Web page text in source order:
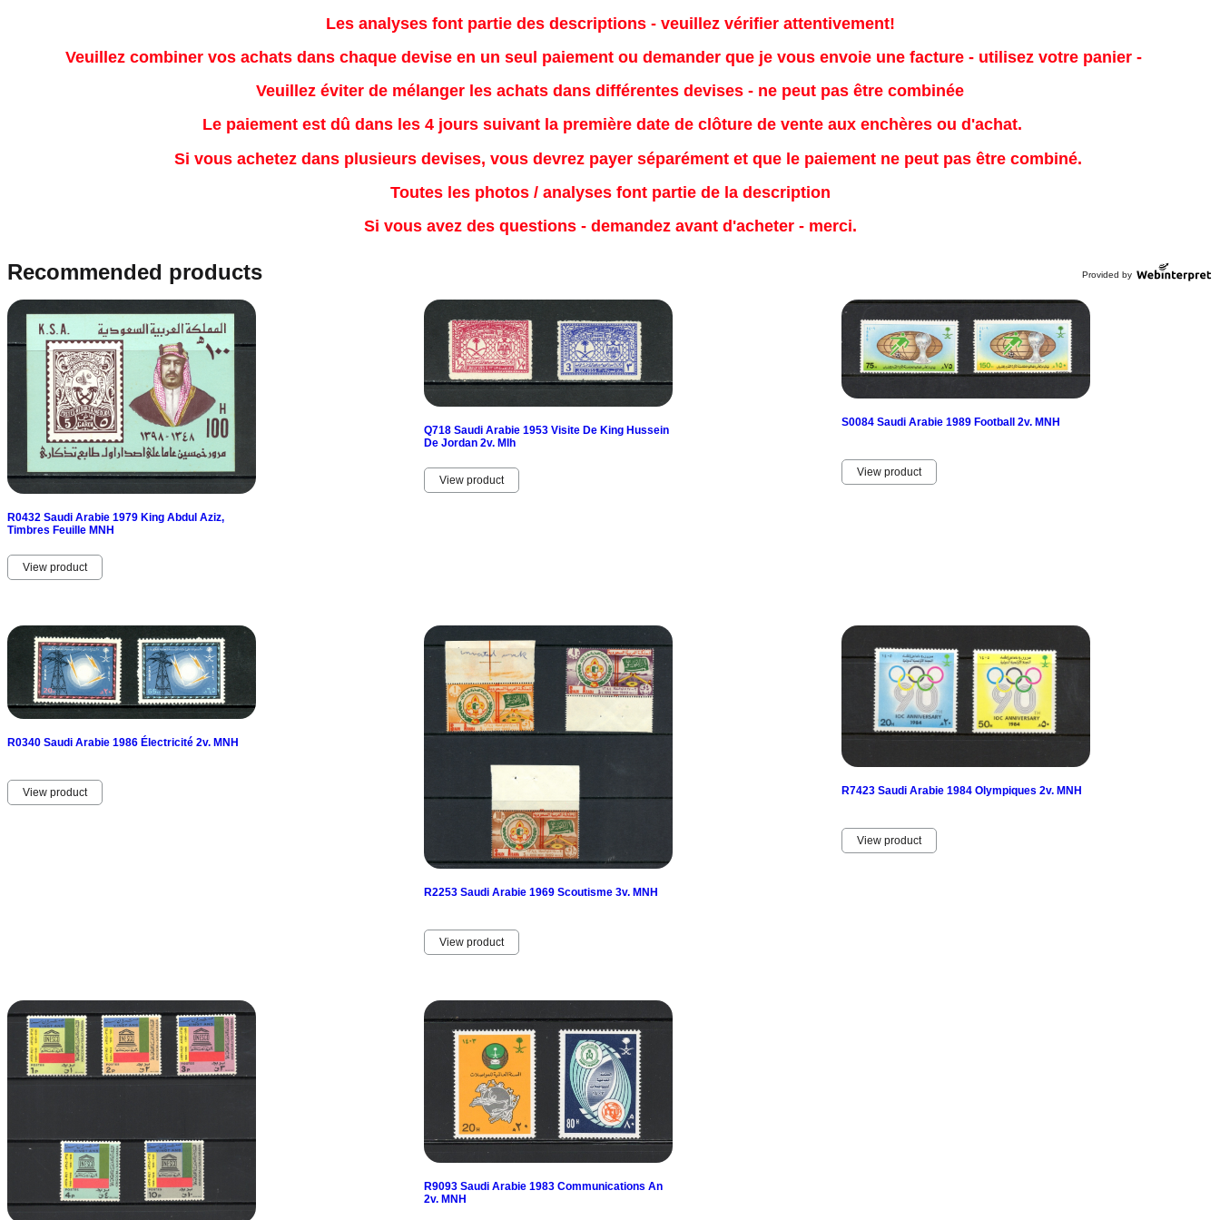
Les analyses font partie des descriptions - veuillez vérifier attentivement!
Veuillez combiner vos achats dans chaque devise en un seul paiement ou demander que je vous envoie une facture - utilisez votre panier -
Veuillez éviter de mélanger les achats dans différentes devises - ne peut pas être combinée
Le paiement est dû dans les 4 jours suivant la première date de clôture de vente aux enchères ou d'achat.
Si vous achetez dans plusieurs devises, vous devrez payer séparément et que le paiement ne peut pas être combiné.
Toutes les photos / analyses font partie de la description
Si vous avez des questions - demandez avant d'acheter - merci.
Recommended products Provided by
R0432 Saudi Arabie 1979 King Abdul Aziz,
Timbres Feuille MNH
View product
Q718 Saudi Arabie 1953 Visite De King Hussein
De Jordan 2v. Mlh
View product
S0084 Saudi Arabie 1989 Football 2v. MNH
View product
R0340 Saudi Arabie 1986 Électricité 2v. MNH
View product
R2253 Saudi Arabie 1969 Scoutisme 3v. MNH
View product
R7423 Saudi Arabie 1984 Olympiques 2v. MNH
View product
R9093 Saudi Arabie 1983 Communications An
2v. MNH